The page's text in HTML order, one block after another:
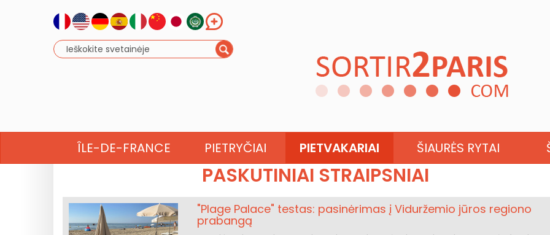
ÎLE-DE-FRANCE PIETRYČIAI PIETVAKARIAI ŠIAURĖS RYTAI
NAUJOJI AKVITANIJA
PASKUTINIAI STRAIPSNIAI
"Plage Palace" testas: pasinėrimas į Viduržemio jūros regiono
prabangą